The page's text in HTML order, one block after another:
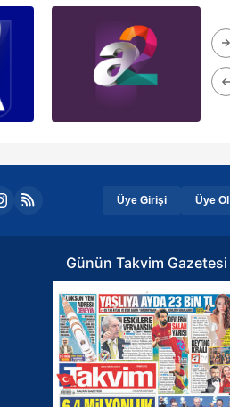
ve sitemizde ilgili
Üye Girişi Üye Ol
Günün Takvim Gazetesi